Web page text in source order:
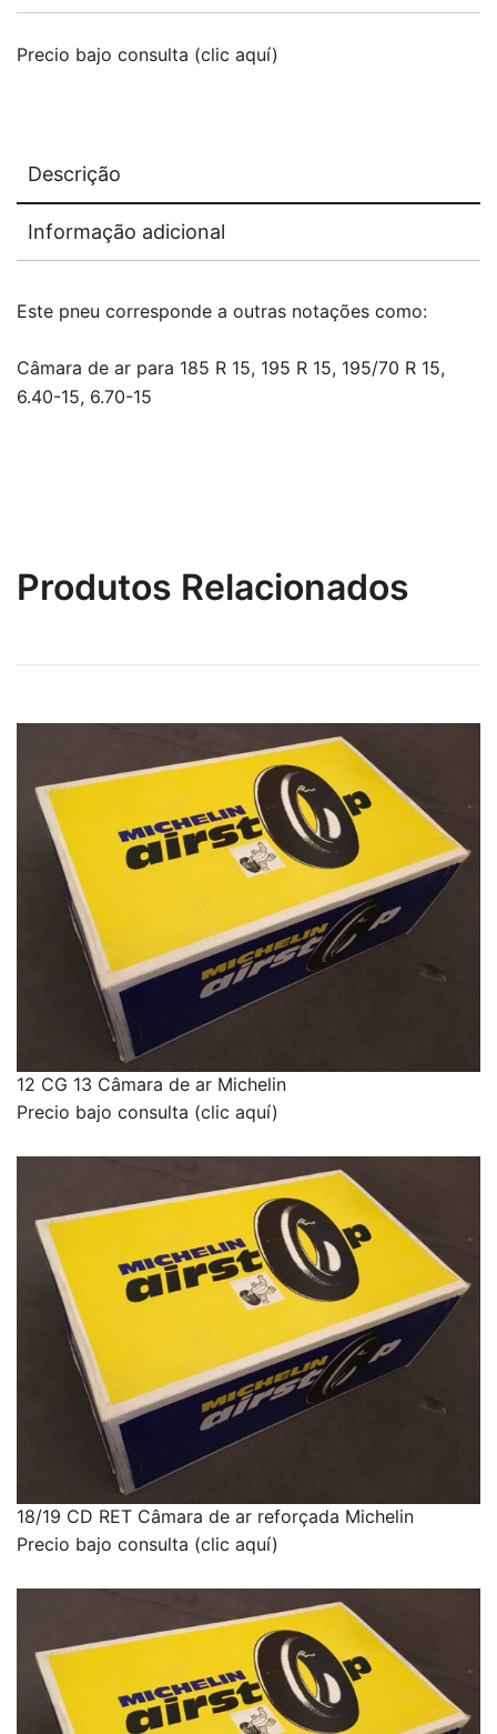
Precio bajo consulta (clic aquí)
Descrição
Informação adicional
Este pneu corresponde a outras notações como:
Câmara de ar para 185 R 15, 195 R 15, 195/70 R 15,
6.40-15, 6.70-15
Produtos Relacionados
12 CG 13 Câmara de ar Michelin
Precio bajo consulta (clic aquí)
18/19 CD RET Câmara de ar reforçada Michelin
Precio bajo consulta (clic aquí)